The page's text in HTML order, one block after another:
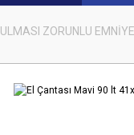
ZORUNLU